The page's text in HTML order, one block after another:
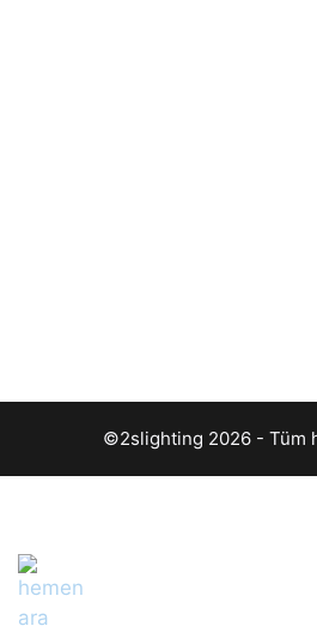
©2slighting 2026 - Tüm